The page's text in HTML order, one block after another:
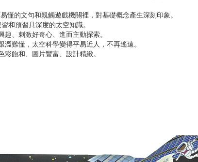
懂的文句和親觸遊戲機關裡，對基礎概念產生深刻印象。
和預習具深度的太空知識。
、刺激好奇心、進而主動探索。
難懂，太空科學變得平易近人，不再遙遠。
飽和、圖片豐富、設計精緻。